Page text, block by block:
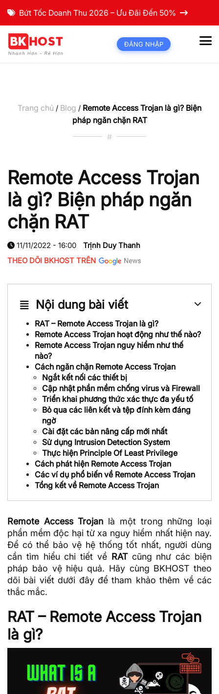
Bứt Tốc Doanh Thu 2026 – Ưu Đãi Đến 50%
ĐĂNG NHẬP
Trang chủ / Blog / Remote Access Trojan là gì? Biện
pháp ngăn chặn RAT
#
Remote Access Trojan
là gì? Biện pháp ngăn
chặn RAT
11/11/2022 - 16:00
Trịnh Duy Thanh
THEO DÕI BKHOST TRÊN
Nội dung bài viết
RAT – Remote Access Trojan là gì?
Remote Access Trojan hoạt động như thế nào?
Remote Access Trojan nguy hiểm như thế
nào?
Cách ngăn chặn Remote Access Trojan
Ngắt kết nối các thiết bị
Cập nhật phần mềm chống virus và Firewall
Triển khai phương thức xác thực đa yếu tố
Bỏ qua các liên kết và tệp đính kèm đáng
ngờ
Cài đặt các bản nâng cấp mới nhất
Sử dụng Intrusion Detection System
Thực hiện Principle Of Least Privilege
Cách phát hiện Remote Access Trojan
Các ví dụ phổ biến về Remote Access Trojan
Tổng kết về Remote Access Trojan
Remote Access Trojan là một trong những loại
phần mềm độc hại từ xa nguy hiểm nhất hiện nay.
Để có thể bảo vệ hệ thống tốt nhất, người dùng
cần tìm hiểu chi tiết về RATcũng như các biện
pháp bảo vệ hiệu quả. Hãy cùng BKHOST theo
dõi bài viết dưới đây để tham khảo thêm về các
thắc mắc.
RAT – Remote Access Trojan
là gì?